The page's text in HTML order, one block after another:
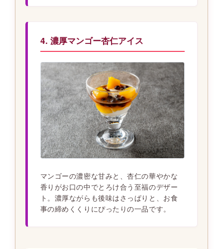
4. 濃厚マンゴー杏仁アイス
マンゴーの濃密な甘みと、杏仁の華やかな
香りがお口の中でとろけ合う至福のデザー
ト。濃厚ながらも後味はさっぱりと、お食
事の締めくくりにぴったりの一品です。